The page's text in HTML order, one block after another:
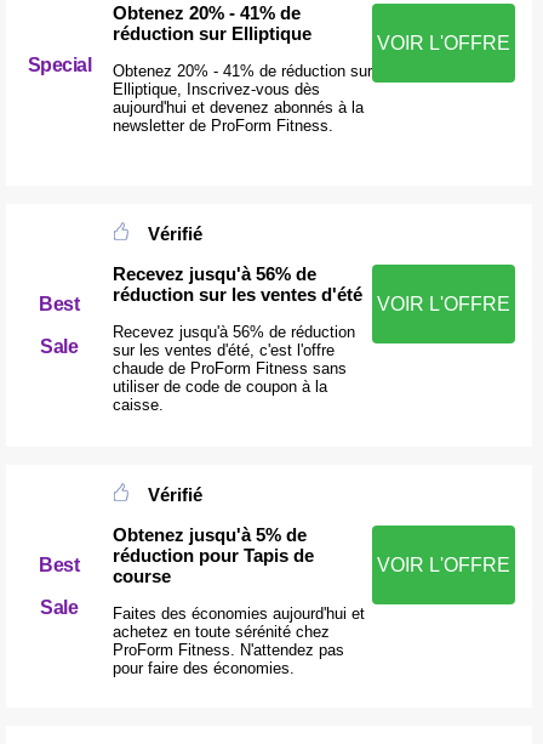
Special
Obtenez 20% - 41% de
réduction sur Elliptique
Obtenez 20% - 41% de réduction sur
Elliptique, Inscrivez-vous dès
aujourd'hui et devenez abonnés à la
newsletter de ProForm Fitness.
VOIR L'OFFRE
Best
Sale
Vérifié
Recevez jusqu'à 56% de
réduction sur les ventes d'été
Recevez jusqu'à 56% de réduction
sur les ventes d'été, c'est l'offre
chaude de ProForm Fitness sans
utiliser de code de coupon à la
caisse.
VOIR L'OFFRE
Best
Sale
Vérifié
Obtenez jusqu'à 5% de
réduction pour Tapis de
course
Faites des économies aujourd'hui et
achetez en toute sérénité chez
ProForm Fitness. N'attendez pas
pour faire des économies.
VOIR L'OFFRE